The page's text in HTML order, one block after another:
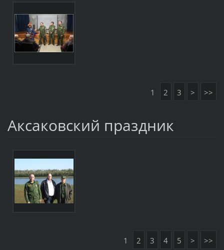
1 2 3 > >>
Аксаковский праздник
1 2 3 4 5 > >>